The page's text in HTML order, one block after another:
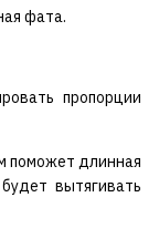
фата.
пропорции
поможет длинная
вытягивать